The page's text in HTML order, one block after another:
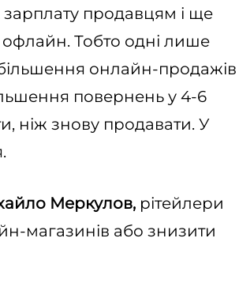
зарплату продавцям і ще
офлайн. Тобто одні лише
онлайн-продажів
повернень у 4-6
ніж знову продавати. У
Меркулов, рітейлери
магазинів або знизити